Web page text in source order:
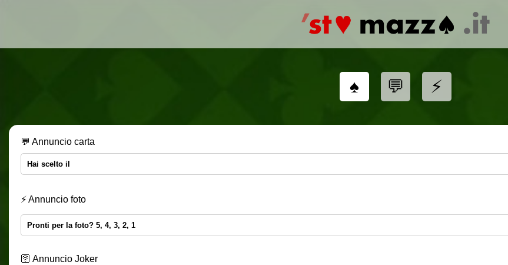
♠️ 💬 ⚡️
💬 Annuncio carta
⚡️ Annuncio foto
🛜 Annuncio Joker